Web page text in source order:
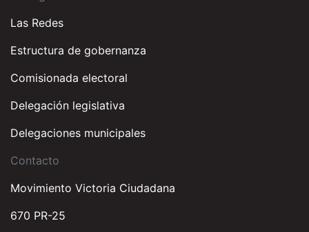
Las Redes
Estructura de gobernanza
Comisionada electoral
Delegación legislativa
Delegaciones municipales
Contacto
Movimiento Victoria Ciudadana
670 PR-25